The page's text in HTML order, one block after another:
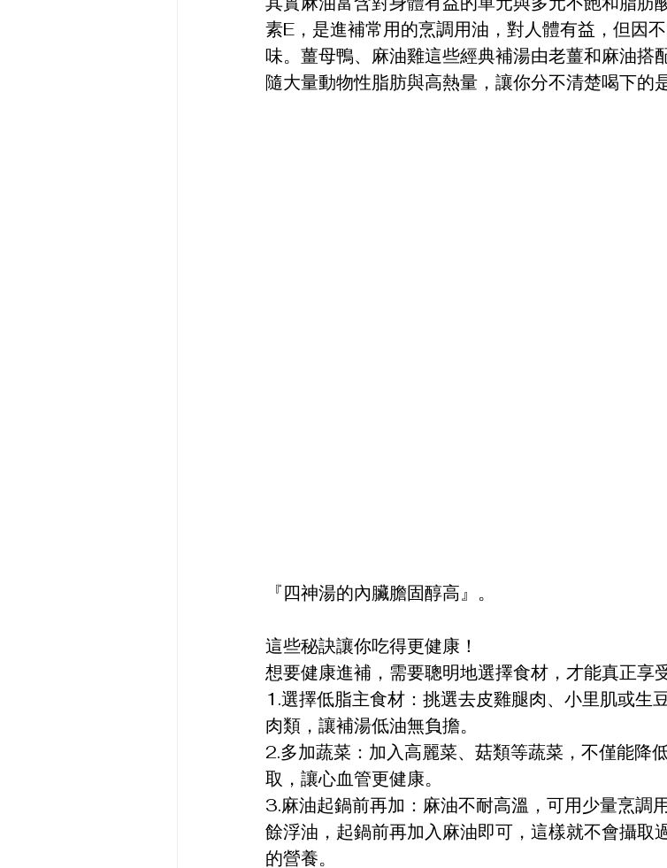
素E，是進補常用的烹調用油，對人體有益，但因
味。薑母鴨、麻油雞這些經典補湯由老薑和麻油搭
隨大量動物性脂肪與高熱量，讓你分不清楚喝下的
『四神湯的內臟膽固醇高』。
這些秘訣讓你吃得更健康！
想要健康進補，需要聰明地選擇食材，才能真正享
1.選擇低脂主食材：挑選去皮雞腿肉、小里肌或生
肉類，讓補湯低油無負擔。
2.多加蔬菜：加入高麗菜、菇類等蔬菜，不僅能降
取，讓心血管更健康。
3.麻油起鍋前再加：麻油不耐高溫，可用少量烹調
餘浮油，起鍋前再加入麻油即可，這樣就不會攝取
的營養。